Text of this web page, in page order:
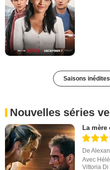
Saisons
Nouvelles séries
La mère
De
Avec
Vittoria Di